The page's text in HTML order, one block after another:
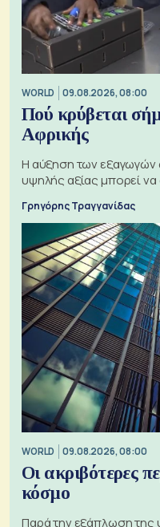
WORLD 09.08.2026, 08:00
Πού κρύβεται
Αφρικής
Η αύξηση των εξαγωγών
υψηλής αξίας μπορεί να
Γρηγόρης Τραγγανίδας
WORLD 09.08.2026, 08:00
Οι ακριβότερες
κόσμο
Παρά την εξάπλωση της